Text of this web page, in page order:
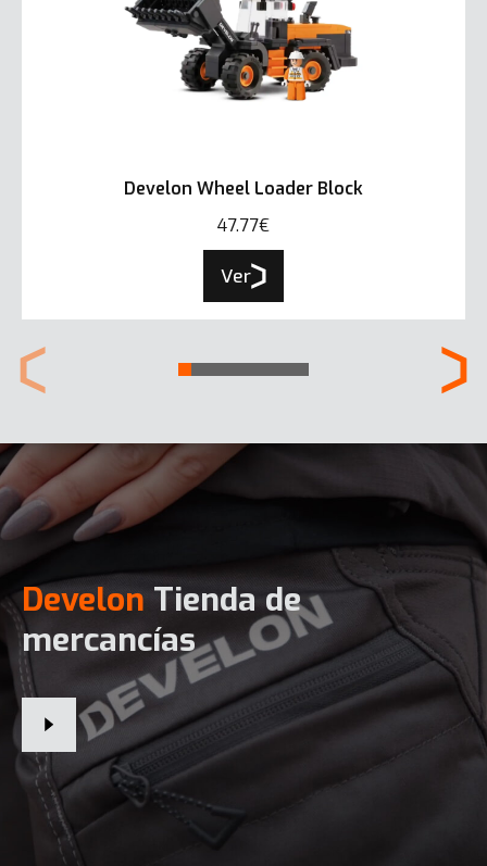
Develon Wheel Loader Block
47.77€
Ver
Develon Tienda de
mercancías